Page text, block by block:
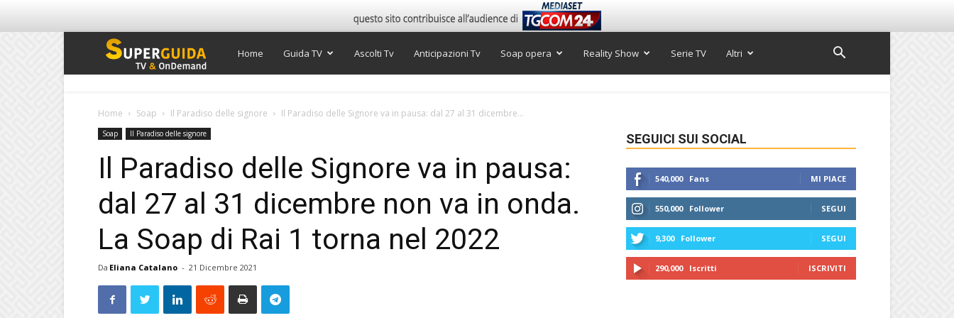
Super
Home Guida TV Ascolti Tv Anticipazioni Tv Soap opera Reality Show Serie TV Altri
Home Soap Il Paradiso delle signore Il Paradiso delle Signore va in pausa: dal 27 al 31 dicembre...
Soap Il Paradiso delle signore
Il Paradiso delle Signore va in pausa:
dal 27 al 31 dicembre non va in onda.
La Soap di Rai 1 torna nel 2022
Da Eliana Catalano - 21 Dicembre 2021
SEGUICI SUI SOCIAL
540,000 Fans MI PIACE
550,000 Follower SEGUI
9,300 Follower SEGUI
290,000 Iscritti ISCRIVITI